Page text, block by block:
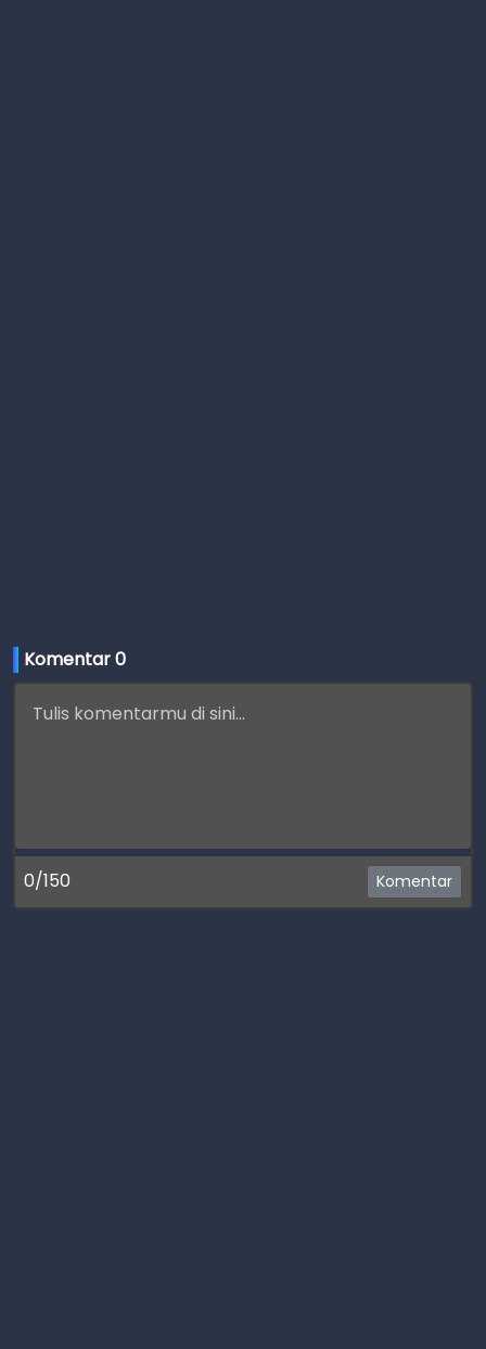
Komentar 0
0/150 Komentar